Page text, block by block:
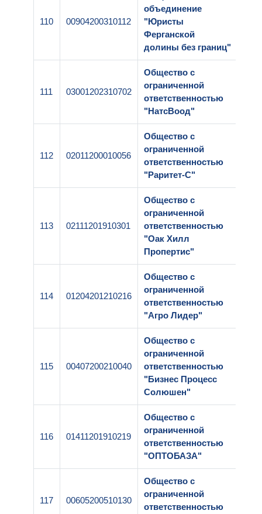
110 00904200310112
объединение
"Юристы
Ферганской
долины без границ"
111 03001202310702
Общество с
ограниченной
ответственностью
"НатсВоод"
112 02011200010056
Общество с
ограниченной
ответственностью
"Раритет-С"
113 02111201910301
Общество с
ограниченной
ответственностью
"Оак Хилл
Пропертис"
114 01204201210216
Общество с
ограниченной
ответственностью
"Агро Лидер"
115 00407200210040
Общество с
ограниченной
ответственностью
"Бизнес Процесс
Солюшен"
116 01411201910219
Общество с
ограниченной
ответственностью
"ОПТОБАЗА"
117 00605200510130
Общество с
ограниченной
ответственностью